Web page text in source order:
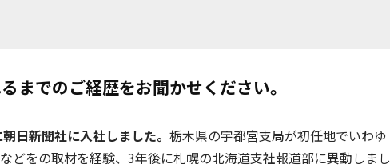
までのご経歴をお聞かせください。
日新聞社に入社しました。 栃木県の宇都宮支局が初任地でいわゆ
どをの取材を経験、3年後に札幌の北海道支社報道部に異動しまし